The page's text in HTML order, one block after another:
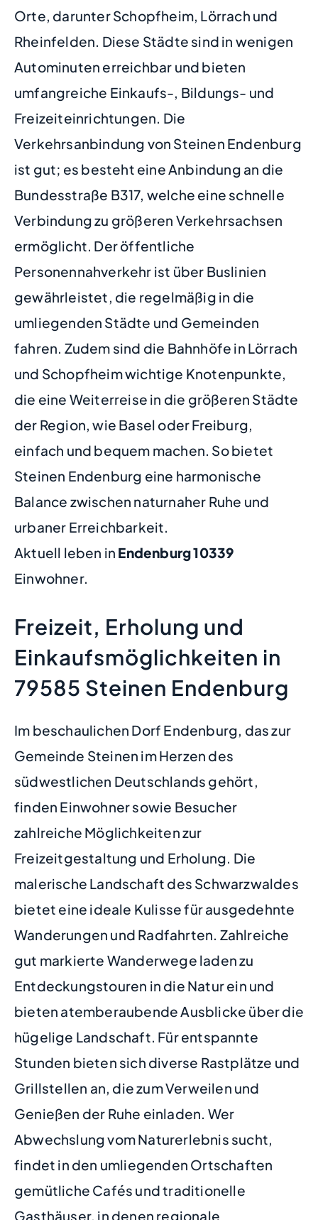
Orte, darunter Schopfheim, Lörrach und
Rheinfelden. Diese Städte sind in wenigen
Autominuten erreichbar und bieten
umfangreiche Einkaufs-, Bildungs- und
Freizeiteinrichtungen. Die
Verkehrsanbindung von Steinen Endenburg
ist gut; es besteht eine Anbindung an die
Bundesstraße B317, welche eine schnelle
Verbindung zu größeren Verkehrsachsen
ermöglicht. Der öffentliche
Personennahverkehr ist über Buslinien
gewährleistet, die regelmäßig in die
umliegenden Städte und Gemeinden
fahren. Zudem sind die Bahnhöfe in Lörrach
und Schopfheim wichtige Knotenpunkte,
die eine Weiterreise in die größeren Städte
der Region, wie Basel oder Freiburg,
einfach und bequem machen. So bietet
Steinen Endenburg eine harmonische
Balance zwischen naturnaher Ruhe und
urbaner Erreichbarkeit.
Aktuell leben in Endenburg10339
Einwohner.
Freizeit, Erholung und
Einkaufsmöglichkeiten in
79585 Steinen Endenburg
Im beschaulichen Dorf Endenburg, das zur
Gemeinde Steinen im Herzen des
südwestlichen Deutschlands gehört,
finden Einwohner sowie Besucher
zahlreiche Möglichkeiten zur
Freizeitgestaltung und Erholung. Die
malerische Landschaft des Schwarzwaldes
bietet eine ideale Kulisse für ausgedehnte
Wanderungen und Radfahrten. Zahlreiche
gut markierte Wanderwege laden zu
Entdeckungstouren in die Natur ein und
bieten atemberaubende Ausblicke über die
hügelige Landschaft. Für entspannte
Stunden bieten sich diverse Rastplätze und
Grillstellen an, die zum Verweilen und
Genießen der Ruhe einladen. Wer
Abwechslung vom Naturerlebnis sucht,
findet in den umliegenden Ortschaften
gemütliche Cafés und traditionelle
Gasthäuser, in denen regionale